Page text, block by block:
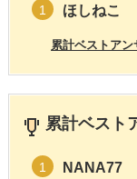
1 ほしねこ
累計ベストア
累計ベスト
1 NANA77